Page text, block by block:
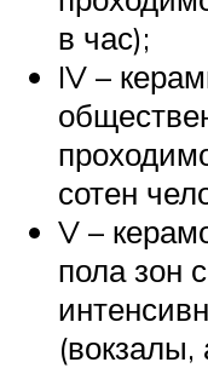
в час);
IV –
сотен
V –
пола зон
(вокзалы,